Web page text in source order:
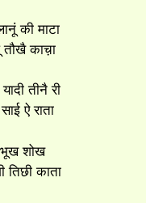
की माटा
काच़ा
तीनै री
ऐ राता
भूख शोख
तिछी काता